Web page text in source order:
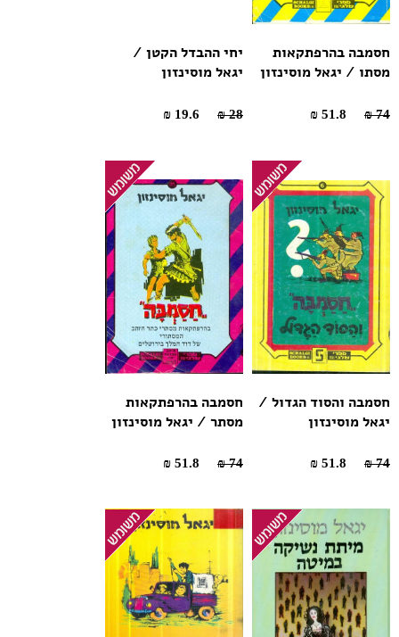
חסמבה בהרפתקאות
מסתו / יגאל מוסינזון
74 ₪
יחי ההבדל הקטן /
יגאל מוסינזון
28 ₪
חסמבה והסוד הגדול /
יגאל מוסינזון
74 ₪
חסמבה בהרפתקאות
מסתר / יגאל מוסינזון
74 ₪